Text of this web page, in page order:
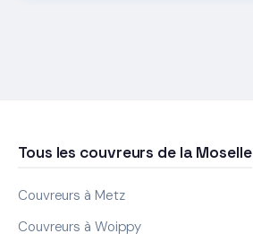
Tous les couvreurs de la Moselle
Couvreurs à Metz
Couvreurs à Woippy